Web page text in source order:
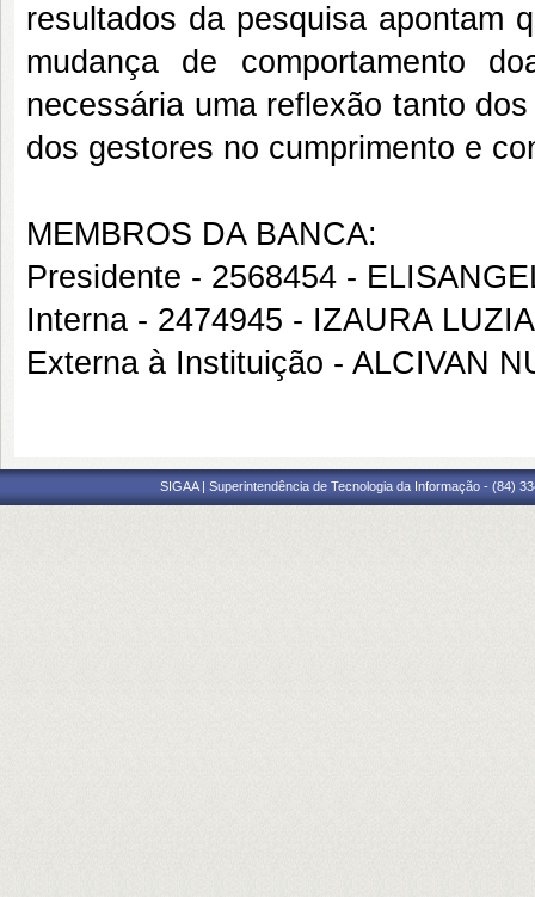
resultados da pesquisa apontam
mudança de comportamento
necessária uma reflexão tanto
dos gestores no cumprimento e
MEMBROS DA BANCA:
Presidente - 2568454 -
Interna - 2474945 - IZAURA
Externa à Instituição - ALCIVAN
SIGAA | Superintendência de Tecnologia da Informação - (84)